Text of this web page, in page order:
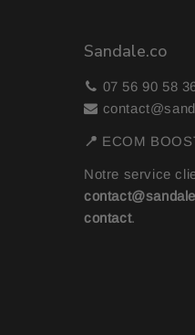
Sandale.co
07 56 90 58
📍 ECOM
Notre service
contact.